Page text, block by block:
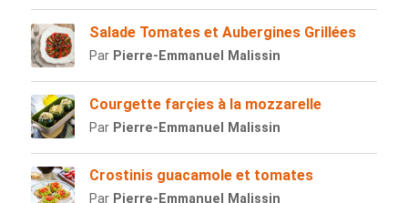
Salade Tomates et Aubergines Grillées
Par Pierre-Emmanuel Malissin
Courgette farçies à la mozzarelle
Par Pierre-Emmanuel Malissin
Crostinis guacamole et tomates
Par Pierre-Emmanuel Malissin